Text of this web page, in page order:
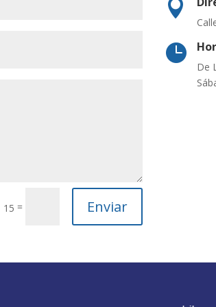
15 = Enviar


De